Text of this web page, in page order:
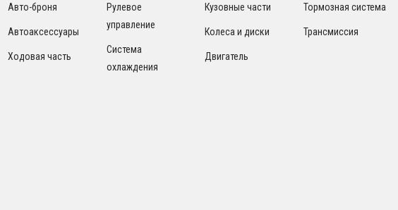
Авто-броня
Автоаксессуары
Ходовая часть
Рулевое
управление
Система
охлаждения
Кузовные части
Колеса и диски
Двигатель
Тормозная система
Трансмиссия